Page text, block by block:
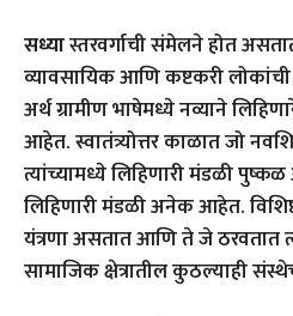
सध्यास्तरवर्गाची संमेलने होत
व्यावसायिक आणि कष्टकरी
अर्थ ग्रामीण भाषेमध्ये नव्याने
आहेत. स्वातंत्र्योत्तर काळात जो
त्यांच्यामध्ये लिहिणारी मंडळी
लिहिणारी मंडळी अनेक आहेत.
यंत्रणा असतात आणि ते जे ठरवतात
सामाजिक क्षेत्रातील कुठल्याही